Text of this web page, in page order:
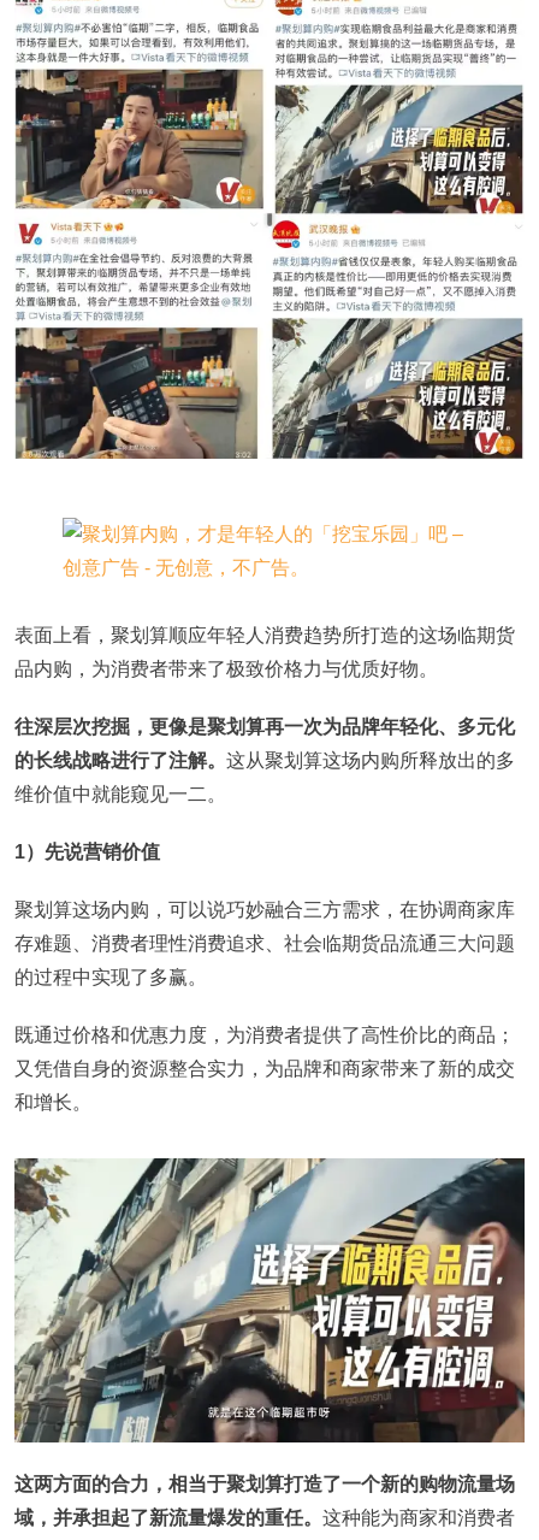
表面上看，聚划算顺应年轻人消费趋势所打造的这场临期货
品内购，为消费者带来了极致价格力与优质好物。
往深层次挖掘，更像是聚划算再一次为品牌年轻化、多元化
的长线战略进行了注解。 这从聚划算这场内购所释放出的多
维价值中就能窥见一二。
1）先说营销价值
聚划算这场内购，可以说巧妙融合三方需求，在协调商家库
存难题、消费者理性消费追求、社会临期货品流通三大问题
的过程中实现了多赢。
既通过价格和优惠力度，为消费者提供了高性价比的商品；
又凭借自身的资源整合实力，为品牌和商家带来了新的成交
和增长。
这两方面的合力，相当于聚划算打造了一个新的购物流量场
域，并承担起了新流量爆发的重任。 这种能为商家和消费者